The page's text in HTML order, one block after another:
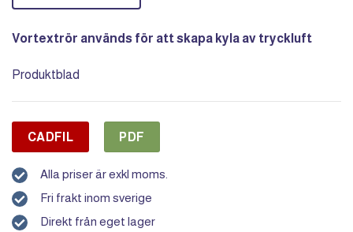
Vortextrör används för att skapa kyla av tryckluft
Produktblad
CADFIL PDF
Alla priser är exkl moms.
Fri frakt inom sverige
Direkt från eget lager